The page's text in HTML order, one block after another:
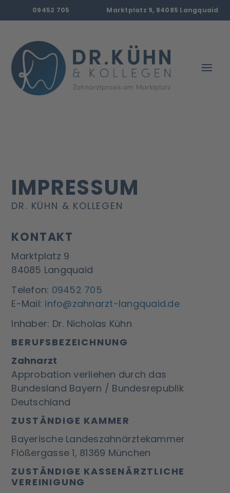
09452 705 Marktplatz 9, 84085 Langquaid
IMPRESSUM
DR. KÜHN & KOLLEGEN
KONTAKT
Marktplatz 9
84085 Langquaid
Telefon: 09452 705
E-Mail: info@zahnarzt-langquaid.de
Inhaber: Dr. Nicholas Kühn
BERUFSBEZEICHNUNG
Zahnarzt
Approbation verliehen durch das
Bundesland Bayern / Bundesrepublik
Deutschland
ZUSTÄNDIGE KAMMER
Bayerische Landeszahnärztekammer
Flößergasse 1, 81369 München
ZUSTÄNDIGE KASSENÄRZTLICHE
VEREINIGUNG